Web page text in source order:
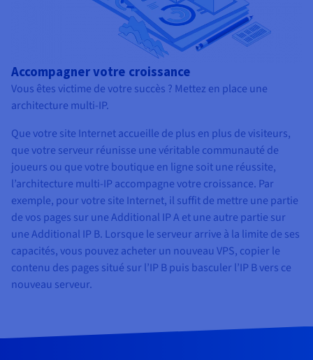
Accompagner votre croissance
Vous êtes victime de votre succès ? Mettez en place une
architecture multi-IP.
Que votre site Internet accueille de plus en plus de visiteurs,
que votre serveur réunisse une véritable communauté de
joueurs ou que votre boutique en ligne soit une réussite,
l’architecture multi-IP accompagne votre croissance. Par
exemple, pour votre site Internet, il suffit de mettre une partie
de vos pages sur une Additional IP A et une autre partie sur
une Additional IP B. Lorsque le serveur arrive à la limite de ses
capacités, vous pouvez acheter un nouveau VPS, copier le
contenu des pages situé sur l’IP B puis basculer l’IP B vers ce
nouveau serveur.